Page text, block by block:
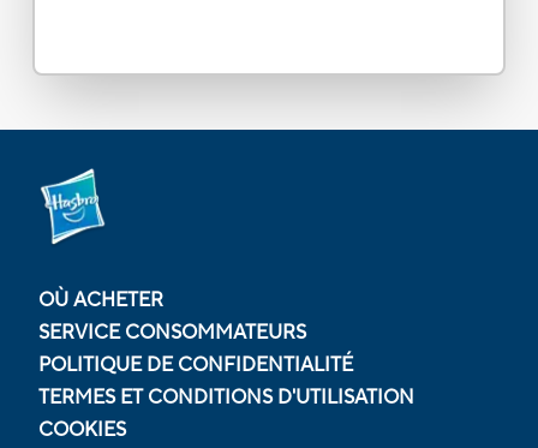
OÙ ACHETER
SERVICE CONSOMMATEURS
POLITIQUE DE CONFIDENTIALITÉ
TERMES ET CONDITIONS D'UTILISATION
COOKIES